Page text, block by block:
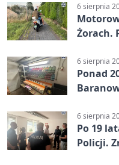
6 sierpnia
Żorach.
6 sierpnia
Ponad
6 sierpnia
Po 19
Policji.